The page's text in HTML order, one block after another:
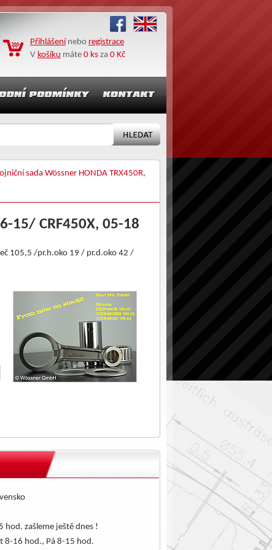
Přihlášení nebo registrace
V košíku máte 0 ks za 0 Kč
sada Wössner HONDA TRX450R,
15/ CRF450X, 05-18
105,5 /pr.h.oko 19 / pr.d.oko 42 /
zašleme ještě dnes !
8-16 hod., Pá 8-15 hod.